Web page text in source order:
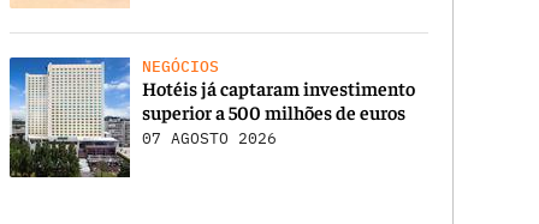
NEGÓCIOS
Hotéis já captaram investimento
superior a 500 milhões de euros
07 AGOSTO 2026